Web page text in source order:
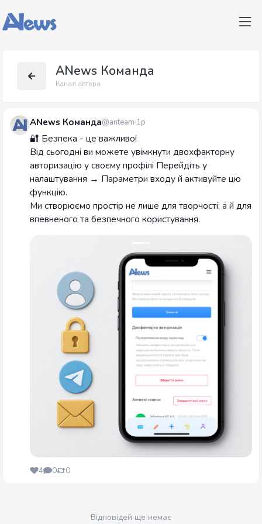
ANews Команда
Канал автора
ANews Команда@anteam 1р
🔐 Безпека - це важливо!
Від сьогодні ви можете увімкнути двохфакторну
авторизацію у своєму профілі Перейдіть у
налаштування → Параметри входу й активуйте цю
функцію.
Ми створюємо простір не лише для творчості, а й для
впевненого та безпечного користування.
4 0 0
Відповідей ще немає